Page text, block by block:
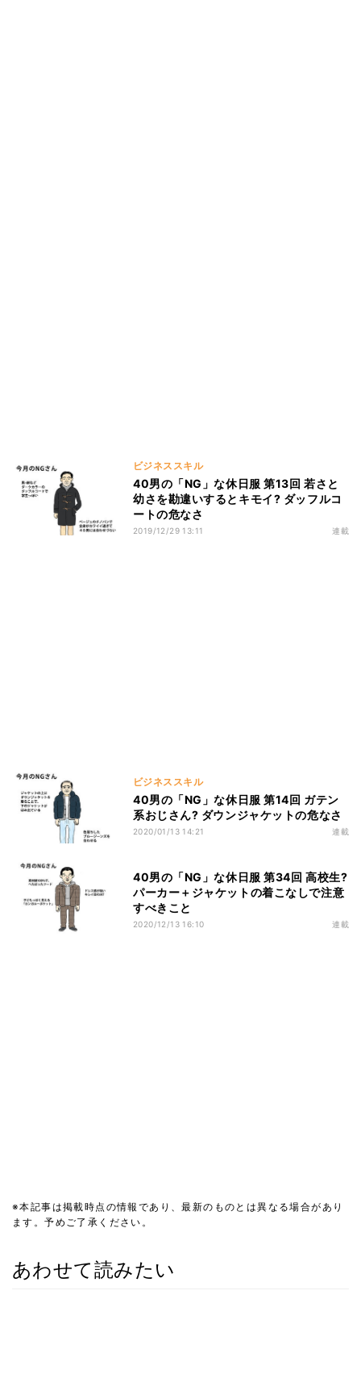
ビジネススキル
40男の「NG」な休日服 第13回 若さと
幼さを勘違いするとキモイ? ダッフルコ
ートの危なさ
2019/12/29 13:11 連載
ビジネススキル
40男の「NG」な休日服 第14回 ガテン
系おじさん? ダウンジャケットの危なさ
2020/01/13 14:21 連載
40男の「NG」な休日服 第34回 高校生?
パーカー＋ジャケットの着こなしで注意
すべきこと
2020/12/13 16:10 連載
※本記事は掲載時点の情報であり、最新のものとは異なる場合があり
ます。予めご了承ください。
あわせて読みたい